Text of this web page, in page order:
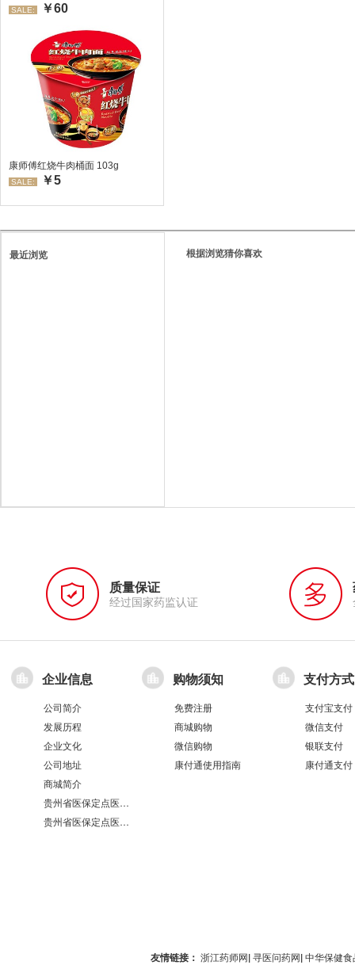
SALE: ￥60
康师傅红烧牛肉桶面 103g
SALE: ￥5
最近浏览 根据浏览猜你喜欢
质量保证
经过国家药监认证
企业信息
公司简介
发展历程
企业文化
公司地址
商城简介
贵州省医保定点医疗机构医保服务情况表（第551分店）
贵州省医保定点医疗机构医保服务情况表（第100分店）
购物须知
免费注册
商城购物
微信购物
康付通使用指南
支付方式
支付宝支付
微信支付
银联支付
康付通支付
友情链接： 浙江药师网| 寻医问药网| 中华保健食